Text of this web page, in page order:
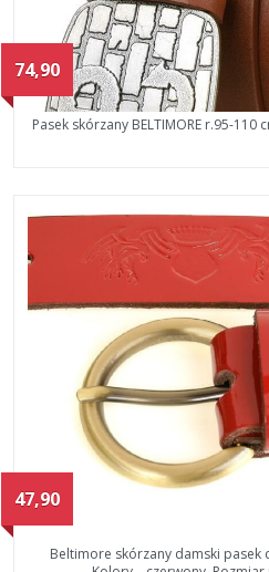
74,90
Pasek skórzany BELTIMORE r.95-110
47,90
Beltimore skórzany damski pasek